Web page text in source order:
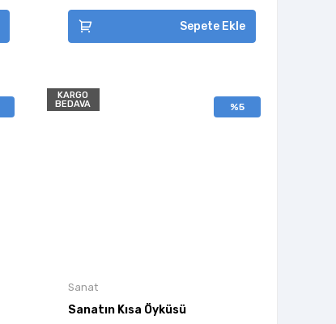
Sepete Ekle
KARGO
BEDAVA
%5
Sanat
Sanatın Kısa Öyküsü